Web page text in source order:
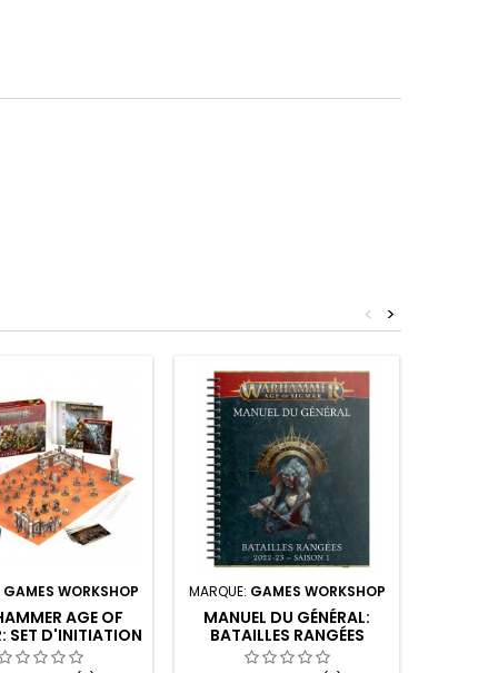
>
<
GAMES WORKSHOP
AGE OF
SET D'INITIATION
EXTREMIS
MARQUE: GAMES WORKSHOP
MANUEL DU GÉNÉRAL:
BATAILLES RANGÉES
2022-23 SAISON 1 ET